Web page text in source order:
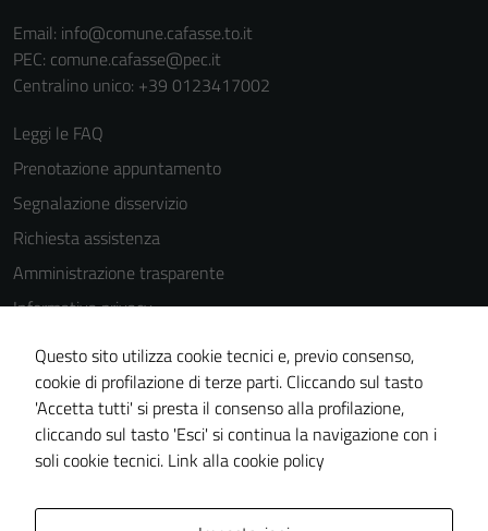
Email: info@comune.cafasse.to.it
PEC: comune.cafasse@pec.it
Centralino unico: +39 0123417002
Leggi le FAQ
Prenotazione appuntamento
Segnalazione disservizio
Richiesta assistenza
Amministrazione trasparente
Informativa privacy
Cookie Policy
Note legali
Dichiarazione di accessibilità
Piano di miglioramento del sito
Questo sito utilizza cookie tecnici e, previo consenso,
cookie di profilazione di terze parti. Cliccando sul tasto
'Accetta tutti' si presta il consenso alla profilazione,
cliccando sul tasto 'Esci' si continua la navigazione con i
soli cookie tecnici. Link alla cookie policy